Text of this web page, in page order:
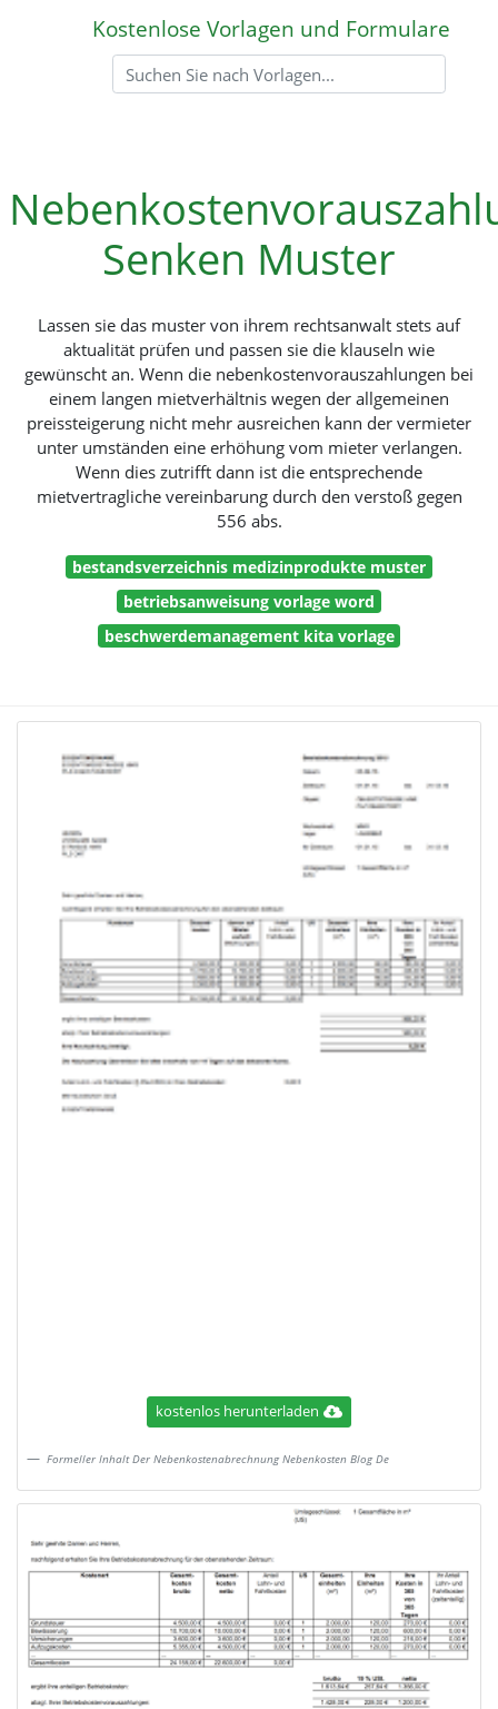
Kostenlose Vorlagen und Formulare
Senken Muster
Lassen sie das muster von ihrem rechtsanwalt stets auf
aktualität prüfen und passen sie die klauseln wie
gewünscht an. Wenn die nebenkostenvorauszahlungen bei
einem langen mietverhältnis wegen der allgemeinen
preissteigerung nicht mehr ausreichen kann der vermieter
unter umständen eine erhöhung vom mieter verlangen.
Wenn dies zutrifft dann ist die entsprechende
mietvertragliche vereinbarung durch den verstoß gegen
556 abs.
bestandsverzeichnis medizinprodukte muster
betriebsanweisung vorlage word
beschwerdemanagement kita vorlage
kostenlos herunterladen
Formeller Inhalt Der Nebenkostenabrechnung Nebenkosten Blog De